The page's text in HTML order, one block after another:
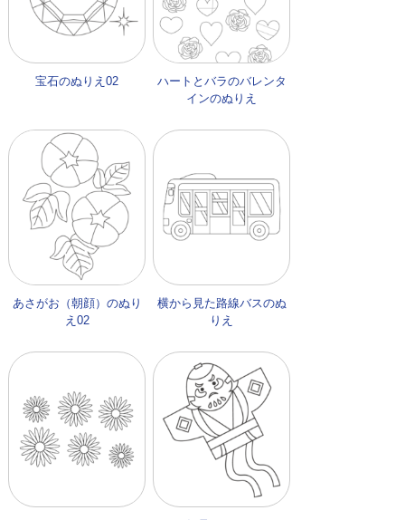
宝石のぬりえ02
ハートとバラのバレンタ
インのぬりえ
あさがお（朝顔）のぬり
え02
横から見た路線バスのぬ
りえ